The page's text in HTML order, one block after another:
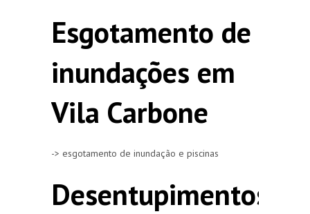
Esgotamento de
inundações em
Vila Carbone
-> esgotamento de inundação e piscinas
Desentupimentos